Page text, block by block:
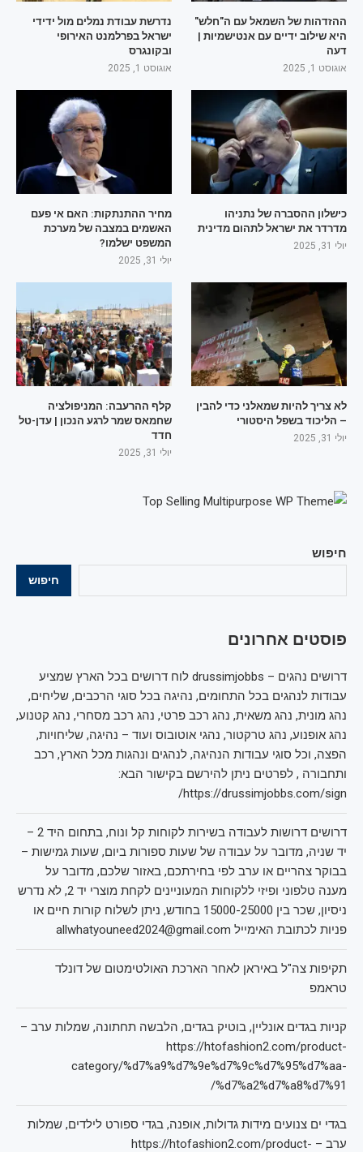
חיפוש
חיפוש
פוסטים אחרונים
דרושים נהגים – drussimjobbs לוח דרושים בכל הארץ שמציע
עבודות לנהגים בכל התחומים, נהיגה בכל סוגי הרכבים, שליחים,
נהג מונית, נהג משאית, נהג רכב פרטי, נהג רכב מסחרי, נהג קטנוע,
נהג אופנוע, נהג טרקטור, נהגי אוטובוס ועוד – נהיגה, שליחויות,
הפצה, וכל סוגי עבודות הנהיגה, לנהגים ונהגות מכל הארץ, רכב
ותחבורה , לפרטים ניתן להירשם בקישור הבא:
https://drussimjobbs.com/sign/
דרושים דרושות לעבודה בשירות לקוחות קל ונוח, בתחום היד 2 –
יד שניה, מדובר על עבודה של שעות ספורות ביום, שעות גמישות –
בבוקר צהריים או ערב לפי בחירתכם, באזור שלכם, מדובר על
מענה טלפוני ופיזי ללקוחות המעוניינים לקחת מוצרי יד 2, לא נדרש
ניסיון, שכר בין 15000-25000 בחודש, ניתן לשלוח קורות חיים או
פניות לכתובת האימייל allwhatyouneed2024@gmail.com
תקיפות צה"ל באיראן לאחר הארכת האולטימטום של דונלד
טראמפ
קניות בגדים אונליין, בוטיק בגדים, הלבשה תחתונה, שמלות ערב –
https://htofashion2.com/product-
category/%d7%a9%d7%9e%d7%9c%d7%95%d7%aa-
%d7%a2%d7%a8%d7%91/
בגדי ים צנועים מידות גדולות, אופנה, בגדי ספורט לילדים, שמלות
ערב – https://htofashion2.com/product-
ההזדהות של השמאל עם ה"חלש"
היא שילוב ידיים עם אנטישמיות |
דעה
אוגוסט 1, 2025
נדרשת עבודת נמלים מול ידידי
ישראל בפרלמנט האירופי
ובקונגרס
אוגוסט 1, 2025
כישלון ההסברה של נתניהו
מדרדר את ישראל לתהום מדינית
יולי 31, 2025
מחיר ההתנתקות: האם אי פעם
האשמים במצבה של מערכת
המשפט ישלמו?
יולי 31, 2025
לא צריך להיות שמאלני כדי להבין
– הליכוד בשפל היסטורי
יולי 31, 2025
קלף ההרעבה: המניפולציה
שחמאס שמר לרגע הנכון | עדן-טל
חדד
יולי 31, 2025